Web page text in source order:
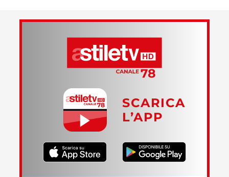
SCARICA
L’APP